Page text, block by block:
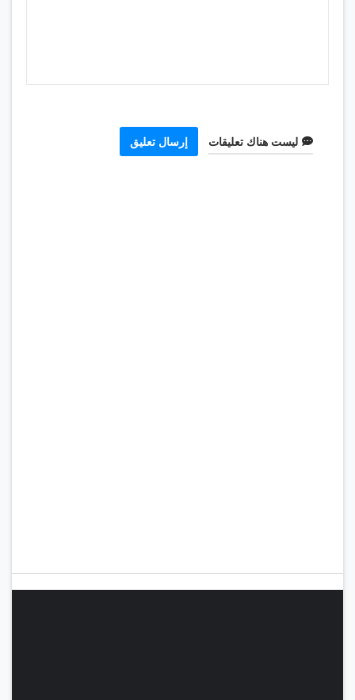
ليست هناك تعليقات إرسال تعليق